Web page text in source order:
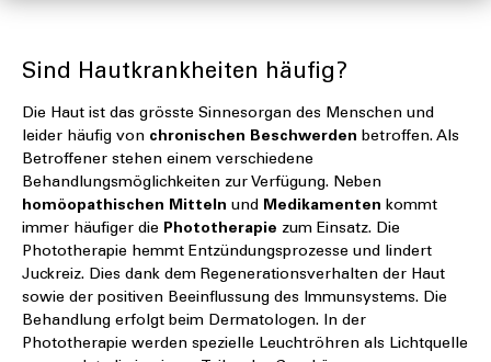
Sind Hautkrankheiten häufig?
Die Haut ist das grösste Sinnesorgan des Menschen und
leider häufig von chronischen Beschwerden betroffen. Als
Betroffener stehen einem verschiedene
Behandlungsmöglichkeiten zur Verfügung. Neben
homöopathischen Mitteln und Medikamenten kommt
immer häufiger die Phototherapie zum Einsatz. Die
Phototherapie hemmt Entzündungsprozesse und lindert
Juckreiz. Dies dank dem Regenerationsverhalten der Haut
sowie der positiven Beeinflussung des Immunsystems. Die
Behandlung erfolgt beim Dermatologen. In der
Phototherapie werden spezielle Leuchtröhren als Lichtquelle